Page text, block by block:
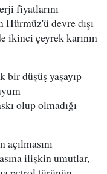
fiyatlarını
devre dışı
ikinci çeyrek karının
bir düşüş yaşayıp
olup olmadığı
ilişkin umutlar,